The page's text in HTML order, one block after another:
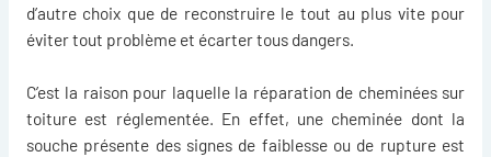
d’autre choix que de reconstruire le tout au plus vite pour
éviter tout problème et écarter tous dangers.
C’est la raison pour laquelle la réparation de cheminéessur
toiture est réglementée. En effet, une cheminée dont la
souche présente des signes de faiblesse ou de rupture est